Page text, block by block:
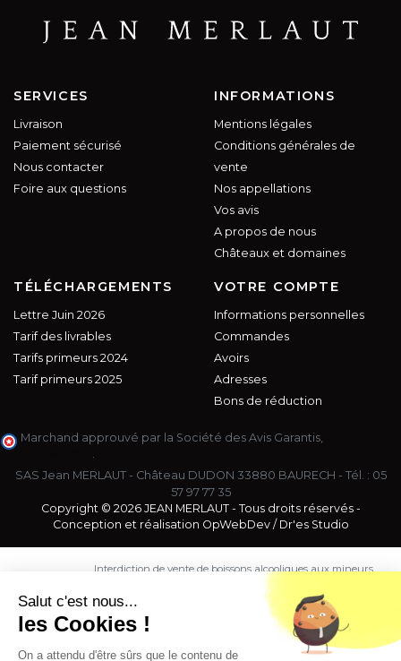
SERVICES
Livraison
Paiement sécurisé
Nous contacter
Foire aux questions
INFORMATIONS
Mentions légales
Conditions générales de
vente
Nos appellations
Vos avis
A propos de nous
Châteaux et domaines
TÉLÉCHARGEMENTS
Lettre Juin 2026
Tarif des livrables
Tarifs primeurs 2024
Tarif primeurs 2025
VOTRE COMPTE
Informations personnelles
Commandes
Avoirs
Adresses
Bons de réduction
Marchand approuvé par la Société des Avis Garantis,
SAS Jean MERLAUT - Château DUDON 33880 BAURECH - Tél. : 05
57 97 77 35
Copyright © 2026 JEAN MERLAUT - Tous droits réservés -
Conception et réalisation OpWebDev/ Dr'es Studio
Interdiction de vente de boissons alcooliques aux mineurs
est exigée au moment de la vente en ligne.
CODE DE LA SANTE PUBLIQUE, ART. L. 3342-1 et L. 3353-3
L'abus d'alcool est dangereux pour la santé. Sachez
Salut c'est nous...
les Cookies !
On a attendu d'être sûrs que le contenu de